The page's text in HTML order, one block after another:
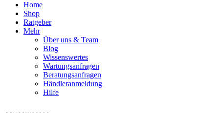
Home
Shop
Ratgeber
Mehr
Über uns & Team
Blog
Wissenswertes
Wartungsanfragen
Beratungsanfragen
Händleranmeldung
Hilfe